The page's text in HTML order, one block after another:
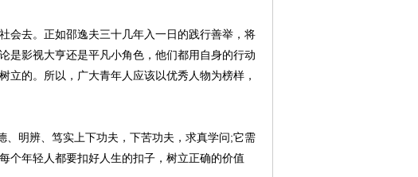
去。正如邵逸夫三十几年入一日的践行善举，将
是影视大亨还是平凡小角色，他们都用自身的行动
的。所以，广大青年人应该以优秀人物为榜样，
明辨、笃实上下功夫，下苦功夫，求真学问;它需
个年轻人都要扣好人生的扣子，树立正确的价值